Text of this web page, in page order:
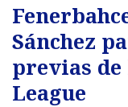
Sánchez
previas de
League